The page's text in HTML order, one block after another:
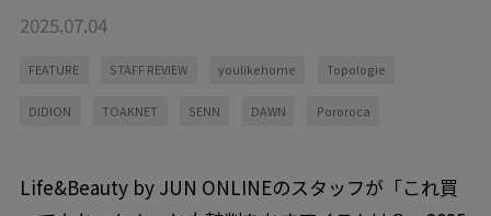
2025.07.04
FEATURE STAFF REVIEW youlikehome Topologie
DIDION TOAKNET SENN DAWN Pororoca
Life&Beauty by JUN ONLINEのスタッフが「これ買